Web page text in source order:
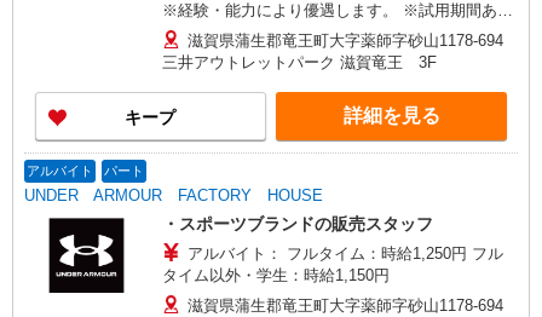
※経験・能力により優遇します。 ※試用期間あ
り：同条件
滋賀県蒲生郡竜王町大字薬師字砂山1178-694
三井アウトレットパーク 滋賀竜王 3F
キープ 詳細を見る
アルバイト パート
UNDER ARMOUR FACTORY HOUSE
・スポーツブランドの販売スタッフ
アルバイト： フルタイム：時給1,250円 フル
タイム以外・学生：時給1,150円
滋賀県蒲生郡竜王町大字薬師字砂山1178-694